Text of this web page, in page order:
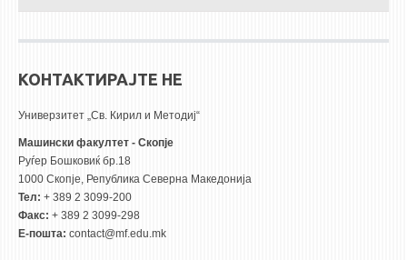
КОНТАКТИРАЈТЕ НЕ
Универзитет „Св. Кирил и Методиј“
Машински факултет - Скопје
Руѓер Бошковиќ бр.18
1000 Скопје, Република Северна Македонија
Тел: + 389 2 3099-200
Факс: + 389 2 3099-298
Е-пошта: contact@mf.edu.mk